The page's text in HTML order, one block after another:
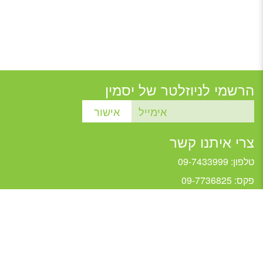
הרשמי לניוזלטר של יסמין
צרי איתנו קשר
טלפון: 09-7433999
פקס: 09-7736825